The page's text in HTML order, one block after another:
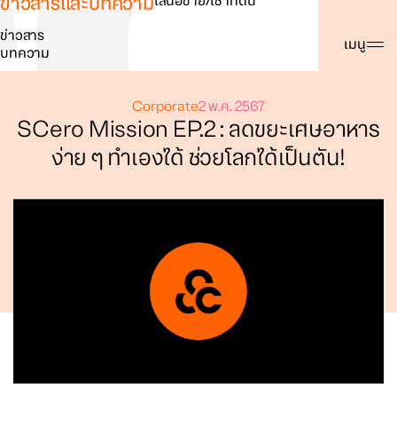
ค้นหา เมนู
ข่าวสาร
บทความ
Corporate2 พ.ค. 2567
SCero Mission EP.2 : ลดขยะเศษอาหาร
ง่าย ๆ ทำเองได้ ช่วยโลกได้เป็นตัน!